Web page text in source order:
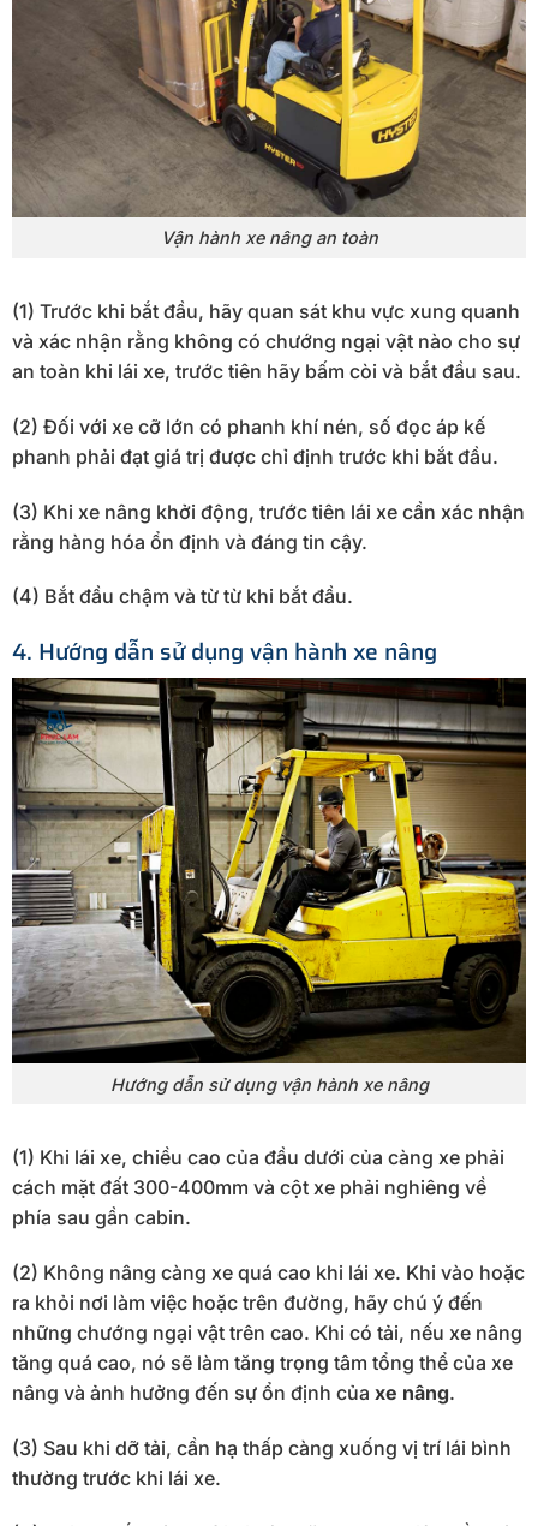
Vận hành xe nâng an toàn
(1) Trước khi bắt đầu, hãy quan sát khu vực xung quanh
và xác nhận rằng không có chướng ngại vật nào cho sự
an toàn khi lái xe, trước tiên hãy bấm còi và bắt đầu sau.
(2) Đối với xe cỡ lớn có phanh khí nén, số đọc áp kế
phanh phải đạt giá trị được chỉ định trước khi bắt đầu.
(3) Khi xe nâng khởi động, trước tiên lái xe cần xác nhận
rằng hàng hóa ổn định và đáng tin cậy.
(4) Bắt đầu chậm và từ từ khi bắt đầu.
4. Hướng dẫn sử dụng vận hành xe nâng
Hướng dẫn sử dụng vận hành xe nâng
(1) Khi lái xe, chiều cao của đầu dưới của càng xe phải
cách mặt đất 300-400mm và cột xe phải nghiêng về
phía sau gần cabin.
(2) Không nâng càng xe quá cao khi lái xe. Khi vào hoặc
ra khỏi nơi làm việc hoặc trên đường, hãy chú ý đến
những chướng ngại vật trên cao. Khi có tải, nếu xe nâng
tăng quá cao, nó sẽ làm tăng trọng tâm tổng thể của xe
nâng và ảnh hưởng đến sự ổn định của xe nâng.
(3) Sau khi dỡ tải, cần hạ thấp càng xuống vị trí lái bình
thường trước khi lái xe.